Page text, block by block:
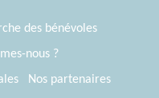
des bénévoles
nous ?
Nos partenaires